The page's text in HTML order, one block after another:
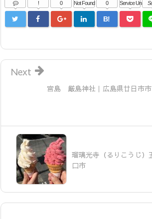
! 0 Not Found
B!
0 Service Una
宮島 厳島神社｜広島県廿日市市
Next
瑠璃光寺（るりこうじ）
口市